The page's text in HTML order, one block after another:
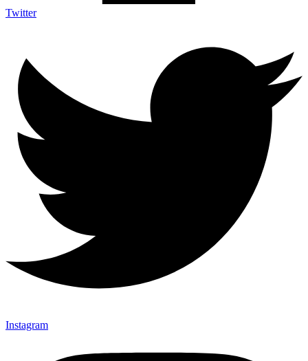
Twitter
Instagram